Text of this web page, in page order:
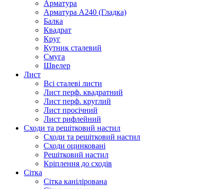
Арматура
Арматура А240 (Гладка)
Балка
Квадрат
Круг
Кутник сталевий
Смуга
Швелер
Лист
Всі сталеві листи
Лист перф. квадратний
Лист перф. круглий
Лист просічний
Лист рифлейний
Сходи та решітковий настил
Сходи та решітковий настил
Сходи оцинковані
Решітковий настил
Кріплення до сходів
Сітка
Сітка канілірована